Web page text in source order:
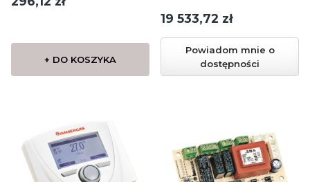
+ DO KOSZYKA
Cena
19 533,72 zł
Powiadom mnie o
dostępności